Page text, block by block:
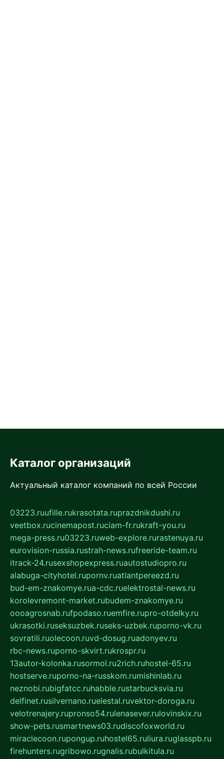
Каталог организаций
Актуальный каталог компаний по всей России
03223.ruufille.rukrasotata.ruprazdnikdushi.ru
veetbox.rucinemapost.ruciam-fr.rukraft-you.ru
mega-press.ru03223.ruweb-explore.rurastenuya.ru
eurovision-russia.rustrah-news.rufreeride-team.ru
itrack-24.rusexshopexpress.ruautostudiopro.ru
alabuga-cityhotel.rupornv.ruatlantpereezd.ru
bud-em-znakomye.rua-cdc.ruelektrostal-news.ru
korolevremont-market.rubudem-znakomye.ru
oooagrosnab.rufpodaso.ruemfire.rupro-otdelky.ru
ukrasotki.ruseksuzbek.ruseks-uzbek.ruporno-vk.ru
sovratili.ruolecoon.ruvd-dosug.ruadonyev.ru
rbc-news.ruporno-skvirt.rukrospr.ru
13autor-kolonka.rusormol.ru2rich.ruhostel-65.ru
hostserve.ruporno-na-russkom.rumishinlab.ru
neznobi.rubigfatcc.ruhabble.rustarbucksvia.ru
delfinet.rusilvernano.ruelestal.ruvektor-doroga.ru
velotrenajery.rupronso54.rulenasever.rulovinskix.ru
show-pets.rusmartnews03.rudiscofoxworld.ru
miraclecoon.rupongup.ruhostel65.ruliura.ruglasspb.ru
firehunters.rugribowo.rugnalis.rubulkitula.ru